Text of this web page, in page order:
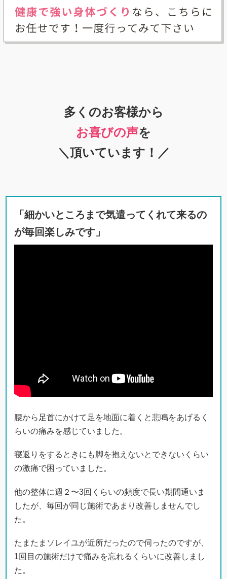
多くのお客様から
お喜びの声を
＼頂いています！／
「細かいところまで気遣ってくれて来るの
が毎回楽しみです」
腰から足首にかけて足を地面に着くと悲鳴をあげるく
らいの痛みを感じていました。
寝返りをするときにも脚を抱えないとできないくらい
の激痛で困っていました。
他の整体に週２〜3回くらいの頻度で長い期間通いま
したが、毎回が同じ施術であまり改善しませんでし
た。
たまたまソレイユが近所だったので伺ったのですが、
1回目の施術だけで痛みを忘れるくらいに改善しまし
た。